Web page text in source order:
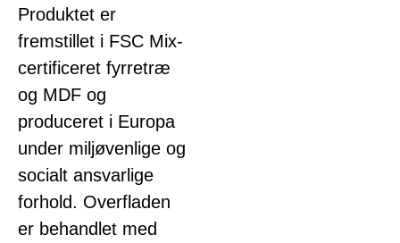
Produktet er
fremstillet i FSC Mix-
certificeret fyrretræ
og MDF og
produceret i Europa
under miljøvenlige og
socialt ansvarlige
forhold. Overfladen
er behandlet med